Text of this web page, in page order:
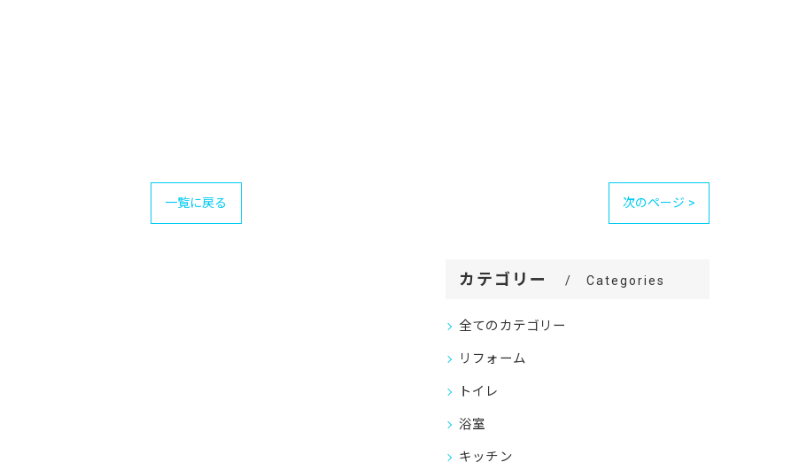
一覧に戻る 次のページ >
カテゴリー Categories
全てのカテゴリー
リフォーム
トイレ
浴室
キッチン